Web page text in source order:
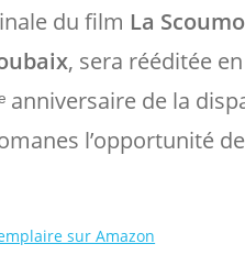
du film La
, sera rééditée
anniversaire de la
l’opportunité
sur Amazon